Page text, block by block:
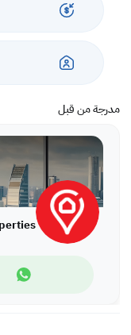
مدرجة من قبل